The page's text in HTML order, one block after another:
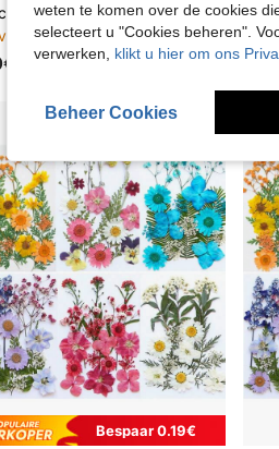
Vertical gestreepte cilindrische kaarsen, tandwielvormige kaarsen, geurloos, rookvrij, druppelvrij, langdurig brandend; meerdere maten beschikbaar, geschikt voor huis, slaapkamer, badkamer, hoteldecor; toepasbaar voor bruiloften, feesten, dineren aan tafel om een romantische sfeer te creëren, geweldig cadeau voor feestdagen; rustieke, boheemse, minimalistische stijlen, kan ook worden gebruikt als fotorekwisieten, housewarming of jubileumcadeaus.
Bespaar 0.19€
weten te komen over de cookies
selecteert u "Cookies beheren".
verwerken, klikt u hier om ons
Beheer Cookies